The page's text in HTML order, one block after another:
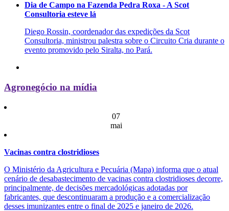
Dia de Campo na Fazenda Pedra Roxa - A Scot
Consultoria esteve lá
Diego Rossin, coordenador das expedições da Scot
Consultoria, ministrou palestra sobre o Circuito Cria durante o
evento promovido pelo Siralta, no Pará.
Agronegócio na mídia
07
mai
Vacinas contra clostridioses
O Ministério da Agricultura e Pecuária (Mapa) informa que o atual
cenário de desabastecimento de vacinas contra clostridioses decorre,
principalmente, de decisões mercadológicas adotadas por
fabricantes, que descontinuaram a produção e a comercialização
desses imunizantes entre o final de 2025 e janeiro de 2026.